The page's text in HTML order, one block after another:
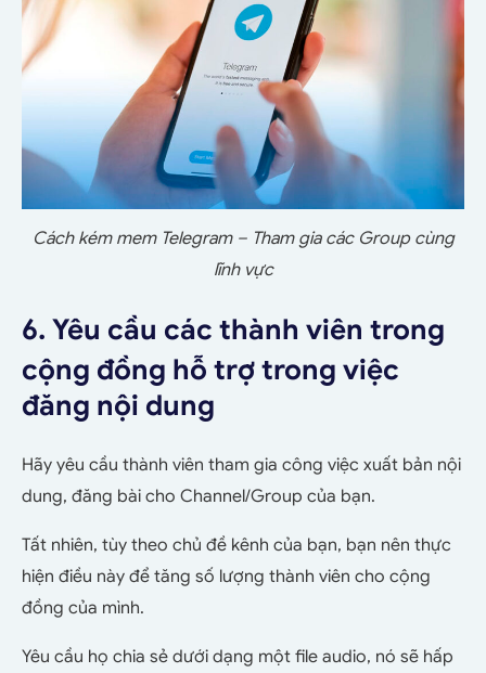
Cách kém mem Telegram – Tham gia các Group cùng
lĩnh vực
6. Yêu cầu các thành viên trong
cộng đồng hỗ trợ trong việc
đăng nội dung
Hãy yêu cầu thành viên tham gia công việc xuất bản nội
dung, đăng bài cho Channel/Group của bạn.
Tất nhiên, tùy theo chủ đề kênh của bạn, bạn nên thực
hiện điều này để tăng số lượng thành viên cho cộng
đồng của mình.
Yêu cầu họ chia sẻ dưới dạng một file audio, nó sẽ hấp